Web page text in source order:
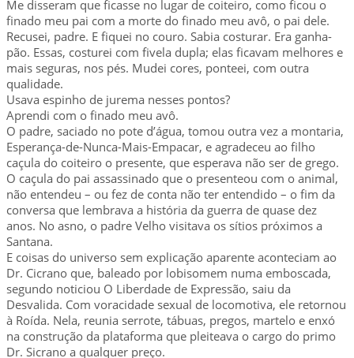
Me disseram que ficasse no lugar de coiteiro, como ficou o
finado meu pai com a morte do finado meu avô, o pai dele.
Recusei, padre. E fiquei no couro. Sabia costurar. Era ganha-
pão. Essas, costurei com fivela dupla; elas ficavam melhores e
mais seguras, nos pés. Mudei cores, ponteei, com outra
qualidade.
Usava espinho de jurema nesses pontos?
Aprendi com o finado meu avô.
O padre, saciado no pote d’água, tomou outra vez a montaria,
Esperança-de-Nunca-Mais-Empacar, e agradeceu ao filho
caçula do coiteiro o presente, que esperava não ser de grego.
O caçula do pai assassinado que o presenteou com o animal,
não entendeu – ou fez de conta não ter entendido – o fim da
conversa que lembrava a história da guerra de quase dez
anos. No asno, o padre Velho visitava os sítios próximos a
Santana.
E coisas do universo sem explicação aparente aconteciam ao
Dr. Cicrano que, baleado por lobisomem numa emboscada,
segundo noticiou O Liberdade de Expressão, saiu da
Desvalida. Com voracidade sexual de locomotiva, ele retornou
à Roída. Nela, reunia serrote, tábuas, pregos, martelo e enxó
na construção da plataforma que pleiteava o cargo do primo
Dr. Sicrano a qualquer preço.